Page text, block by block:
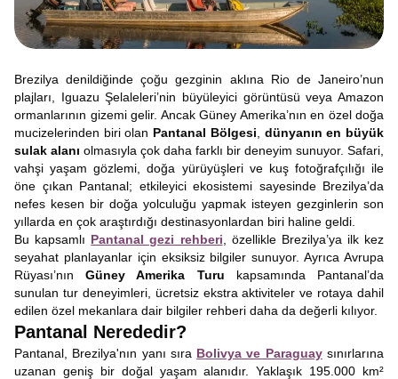
Brezilya denildiğinde çoğu gezginin aklına Rio de Janeiro’nun
plajları, Iguazu Şelaleleri’nin büyüleyici görüntüsü veya Amazon
ormanlarının gizemi gelir. Ancak Güney Amerika’nın en özel doğa
mucizelerinden biri olan Pantanal Bölgesi
dünyanın en büyük
sulak alanı olmasıyla çok daha farklı bir deneyim sunuyor. Safari,
vahşi yaşam gözlemi, doğa yürüyüşleri ve kuş fotoğrafçılığı ile
öne çıkan Pantanal; etkileyici ekosistemi sayesinde Brezilya’da
nefes kesen bir doğa yolculuğu yapmak isteyen gezginlerin son
yıllarda en çok araştırdığı destinasyonlardan biri haline geldi.
Bu kapsamlı Pantanal gezi rehberi , özellikle Brezilya’ya ilk kez
seyahat planlayanlar için eksiksiz bilgiler sunuyor. Ayrıca Avrupa
Rüyası’nınGüney Amerika Turu kapsamında Pantanal’da
sunulan tur deneyimleri, ücretsiz ekstra aktiviteler ve rotaya dahil
edilen özel mekanlara dair bilgiler rehberi daha da değerli kılıyor.
Pantanal Nerededir?
Pantanal, Brezilya'nın yanı sıra Bolivya ve Paraguaysınırlarına
uzanan geniş bir doğal yaşam alanıdır. Yaklaşık 195.000 km²